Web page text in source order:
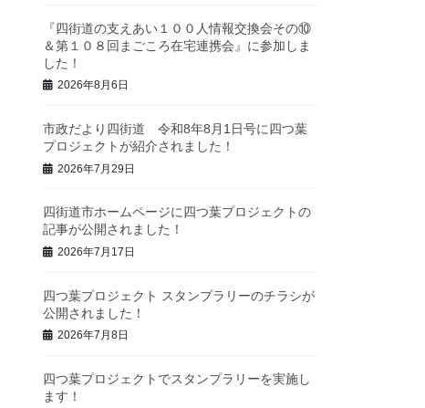
『四街道の支えあい１００人情報交換会その⑩
＆第１０８回まごころ在宅連携会』に参加しま
した！
2026年8月6日
市政だより四街道 令和8年8月1日号に四つ葉
プロジェクトが紹介されました！
2026年7月29日
四街道市ホームページに四つ葉プロジェクトの
記事が公開されました！
2026年7月17日
四つ葉プロジェクト スタンプラリーのチラシが
公開されました！
2026年7月8日
四つ葉プロジェクトでスタンプラリーを実施し
ます！